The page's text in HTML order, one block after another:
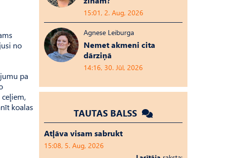
no
pa
koalas
15:01, 2. Aug, 2026
Agnese Leiburga
Nemet akmeni cita
dārziņā
14:16, 30. Jūl, 2026
TAUTAS BALSS
Atļāva visam sabrukt
15:08, 5. Aug, 2026